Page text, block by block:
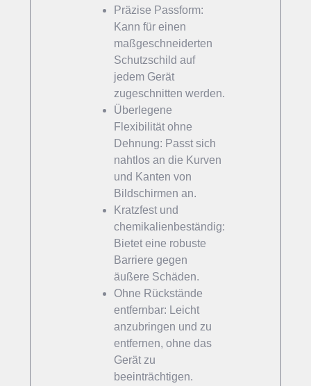
Präzise Passform:
Kann für einen
maßgeschneiderten
Schutzschild auf
jedem Gerät
zugeschnitten werden.
Überlegene
Flexibilität ohne
Dehnung: Passt sich
nahtlos an die Kurven
und Kanten von
Bildschirmen an.
Kratzfest und
chemikalienbeständig:
Bietet eine robuste
Barriere gegen
äußere Schäden.
Ohne Rückstände
entfernbar: Leicht
anzubringen und zu
entfernen, ohne das
Gerät zu
beeinträchtigen.